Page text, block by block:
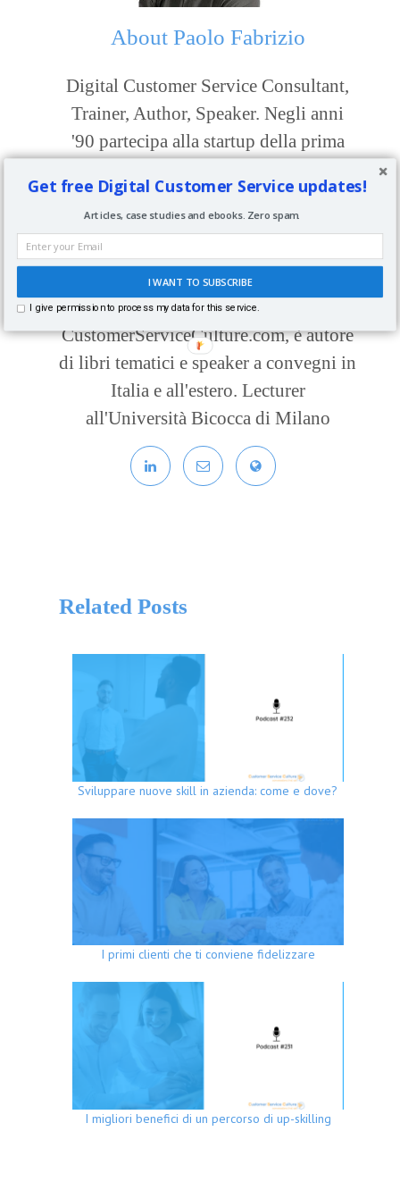
About Paolo Fabrizio
Digital Customer Service Consultant,
Trainer, Author, Speaker. Negli anni
'90 partecipa alla startup della prima
seguendo l'intero ciclo di vita del
cliente. Dal 2013 come consulente e
formatore aiuta le imprese a sfruttare il
servizio clienti digitale come leva di
business. Fondatore di
CustomerServiceCulture.com, è autore
di libri tematici e speaker a convegni in
Italia e all'estero. Lecturer
all'Università Bicocca di Milano
Related Posts
Sviluppare nuove skill in azienda: come e dove?
I primi clienti che ti conviene fidelizzare
I migliori benefici di un percorso di up-skilling
Get free Digital Customer Service updates!
I WANT TO SUBSCRIBE
I give permission to process my data for this service.
Articles, case studies and ebooks. Zero spam.